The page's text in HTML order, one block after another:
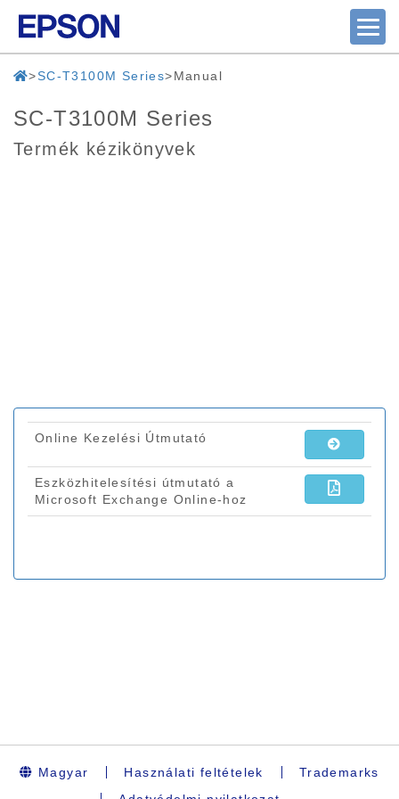
SC-T3100M Series Manual
SC-T3100M Series
Termék kézikönyvek
Magyar Használati feltételek
Trademarks